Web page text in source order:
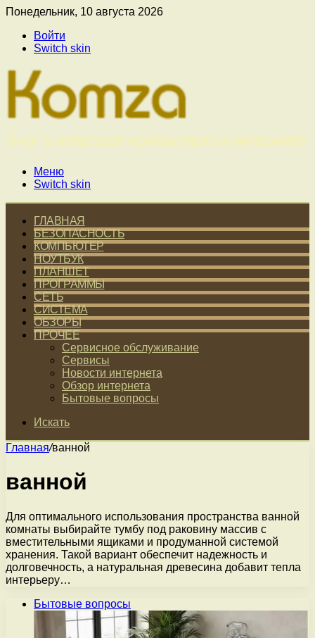
Понедельник, 10 августа 2026
Войти
Switch skin
Меню
Switch skin
ГЛАВНАЯ
БЕЗОПАСНОСТЬ
КОМПЬЮТЕР
НОУТБУК
ПЛАНШЕТ
ПРОГРАММЫ
СЕТЬ
СИСТЕМА
ОБЗОРЫ
ПРОЧЕЕ
Сервисное обслуживание
Сервисы
Новости интернета
Обзор интернета
Бытовые вопросы
Искать
Главная/ванной
ванной
Для оптимального использования пространства ванной
комнаты выбирайте тумбу под раковину массив с
вместительными ящиками и продуманной системой
хранения. Такой вариант обеспечит надежность и
долговечность, а натуральная древесина добавит тепла
интерьеру…
Бытовые вопросы